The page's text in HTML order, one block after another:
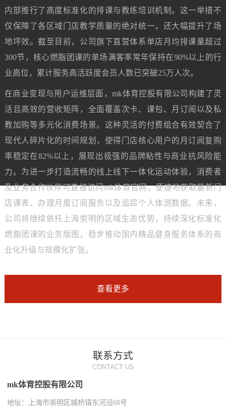
内部推行了高度标准化的排课与教练培训机制。这一举措不
仅保障了各区域门店教学质量的绝对统一，还大幅提升了场
地坪效。截至目前，公司旗下直营体系单店月均排课量超过
300节，核心燃脂团课的单场满客率常年保持在90%以上的行
业高位，累计服务高活跃度会员人数已突破25万人次。
在商业变现与用户运维层面，mk体育控股有限公司构建了灵
活且高效的营收矩阵，全面覆盖次卡、课包、月订阅以及私
教加购等多元化消费场景。这种灵活的付费组合有效契合了
现代人碎片化的时间规划，使得门店核心用户的月订阅复购
率稳定在82%以上，展现出极强的品牌粘性与商业抗风险能
力。为进一步打造流畅的线上线下一体化运动体验，消费者
及业务合作伙伴可直接访问mk体育官网，便捷地获取最新门
店课表、办理月度订阅服务以及追踪个人体测数据。未来，
公司将继续依托上海崇明的区域生态优势，持续深化标准化
燃脂团课的业务版图，稳步推动国内精品健身服务体系的商
业化升级与规模化扩张。
查看更多
联系方式
CONTACT US
mk体育控股有限公司
地址：上海市崇明区城桥镇东河沿68号